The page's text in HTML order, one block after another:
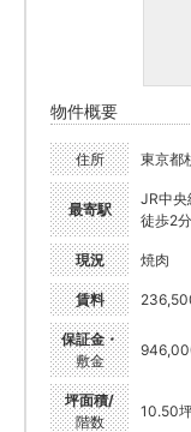
物件概要
住所 東京都
最寄駅
JR中央
徒歩2分
現況 焼肉
賃料
保証金・
敷金
坪面積/
階数
10.50